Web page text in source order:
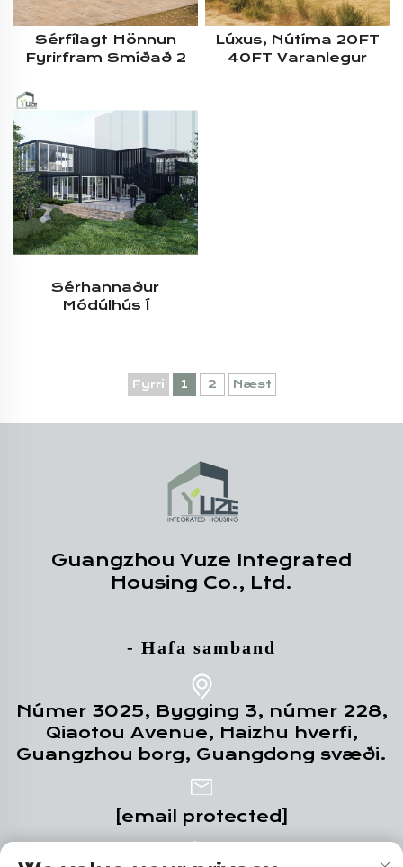
Sérfílagt Hönnun
Fyrirfram Smíðað 2
Verslunarkaffihús Í
Containerni
Lúxus, Nútíma 20FT
40FT Varanlegur
Sérhannaður
Módúlhús Í
Starfsmannahús
Stálhverfing
Fyrri 1 2 Næst
Guangzhou Yuze Integrated
Housing Co., Ltd.
- Hafa samband
Númer 3025, Bygging 3, númer 228,
Qiaotou Avenue, Haizhu hverfi,
Guangzhou borg, Guangdong svæði.
[email protected]